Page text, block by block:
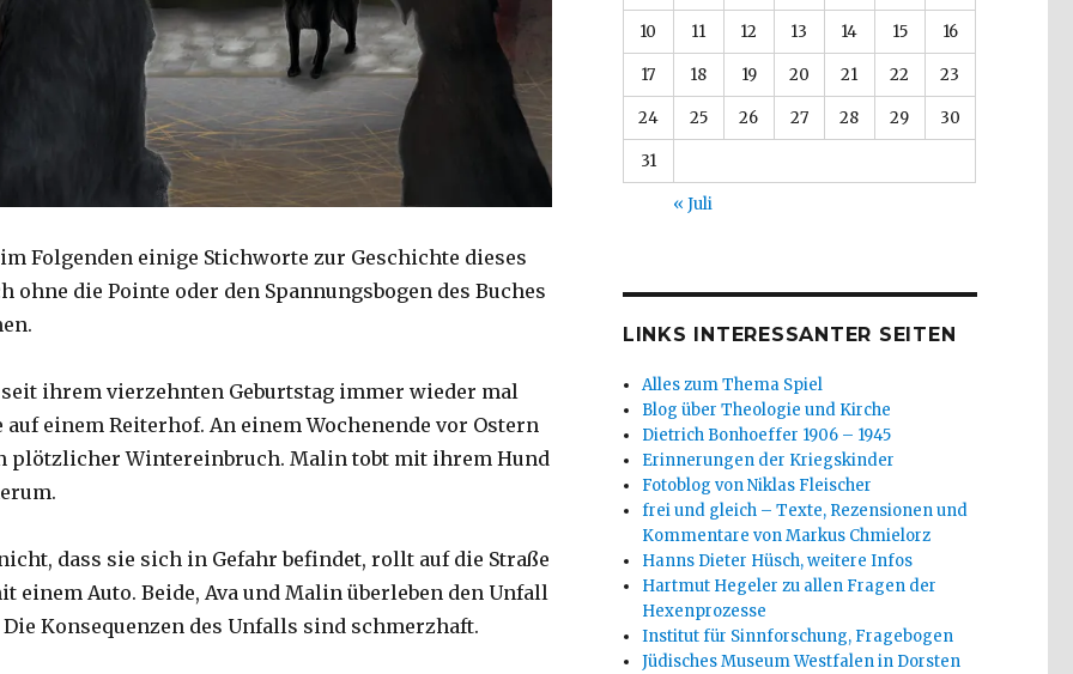
Folgenden einige Stichworte zur Geschichte dieses
ohne die Pointe oder den Spannungsbogen des Buches
ihrem vierzehnten Geburtstag immer wieder mal
auf einem Reiterhof. An einem Wochenende vor Ostern
plötzlicher Wintereinbruch. Malin tobt mit ihrem Hund
dass sie sich in Gefahr befindet, rollt auf die Straße
einem Auto. Beide, Ava und Malin überleben den Unfall
Konsequenzen des Unfalls sind schmerzhaft.
10 11 12 13 14 15 16
17 18 19 20 21 22 23
24 25 26 27 28 29 30
31
« Juli
LINKS INTERESSANTER SEITEN
Alles zum Thema Spiel
Blog über Theologie und Kirche
Dietrich Bonhoeffer 1906 – 1945
Erinnerungen der Kriegskinder
Fotoblog von Niklas Fleischer
frei und gleich – Texte, Rezensionen und
Kommentare von Markus Chmielorz
Hanns Dieter Hüsch, weitere Infos
Hartmut Hegeler zu allen Fragen der
Hexenprozesse
Institut für Sinnforschung, Fragebogen
Jüdisches Museum Westfalen in Dorsten